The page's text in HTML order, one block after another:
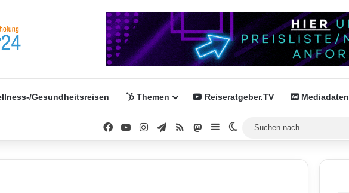
Gesundheitsreisen Themen Reiseratgeber.TV Mediadaten
FacebookYouTubeInstagramTelegram
RSS Mastodon
SidebarSkin umschalten